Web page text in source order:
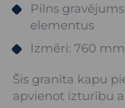
Pilns
elementus
Izmēri: 760
Šis granīta kapu
apvienot izturību